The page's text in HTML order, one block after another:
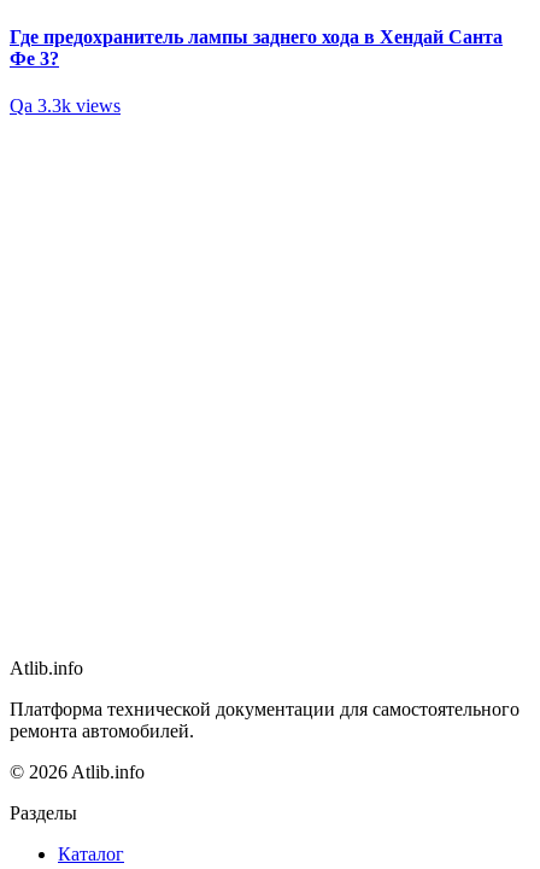
Где предохранитель лампы заднего хода в Хендай Санта
Фе 3?
Qa 3.3k views
Atlib.info
Платформа технической документации для самостоятельного
ремонта автомобилей.
© 2026 Atlib.info
Разделы
Каталог